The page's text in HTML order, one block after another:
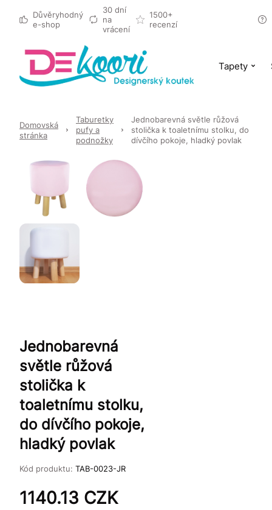
Důvěryhodný
e-shop
30 dní
na
vrácení
1500+
recenzí
Tapety
Domovská
stránka
Taburetky
pufy a
podnožky
Jednobarevná světle růžová
stolička k toaletnímu stolku, do
dívčího pokoje, hladký povlak
Jednobarevná
světle růžová
stolička k
toaletnímu stolku,
do dívčího pokoje,
hladký povlak
Kód produktu: TAB-0023-JR
1140.13 CZK